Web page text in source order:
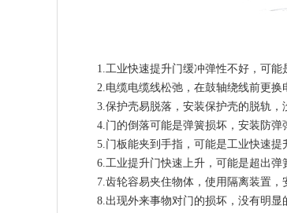
1.工业快速提升门缓冲弹性不好，可能
2.电缆电缆线松弛，在鼓轴绕线前更换
3.保护壳易脱落，安装保护壳的脱轨，
4.门的倒落可能是弹簧损坏，安装防弹
5.门板能夹到手指，可能是工业快速提
6.工业提升门快速上升，可能是超出弹
7.齿轮容易夹住物体，使用隔离装置，
8.出现外来事物对门的损坏，没有明